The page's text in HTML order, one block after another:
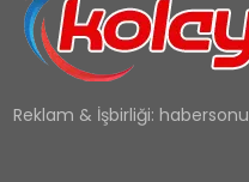
Reklam & İşbirliği: